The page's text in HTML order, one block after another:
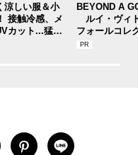
涼しい服＆小
接触冷感、メ
カット...猛暑
BEYOND A
ルイ・ヴィ
フォールコレ
描くプレッピ